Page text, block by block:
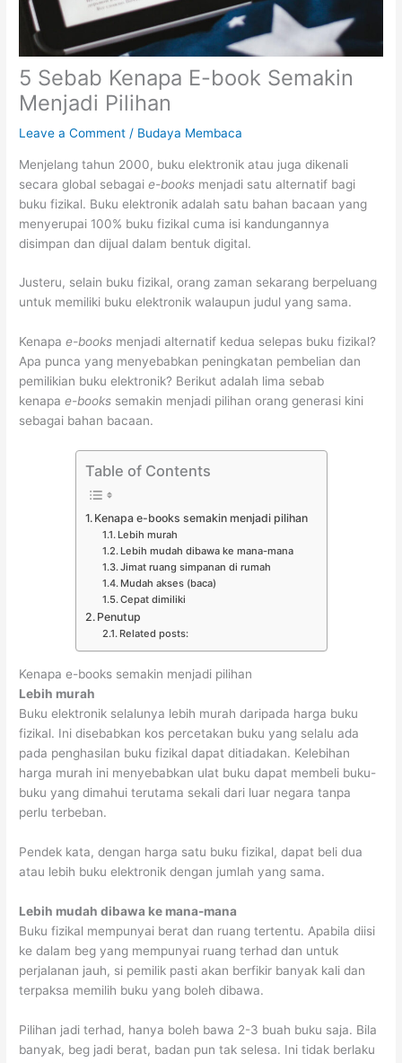
5 Sebab Kenapa E-book Semakin
Menjadi Pilihan
Leave a Comment / Budaya Membaca
Menjelang tahun 2000, buku elektronik atau juga dikenali
secara global sebagaie-books menjadi satu alternatif bagi
buku fizikal. Buku elektronik adalah satu bahan bacaan yang
menyerupai 100% buku fizikal cuma isi kandungannya
disimpan dan dijual dalam bentuk digital.
Justeru, selain buku fizikal, orang zaman sekarang berpeluang
untuk memiliki buku elektronik walaupun judul yang sama.
Kenapae-books menjadi alternatif kedua selepas buku fizikal?
Apa punca yang menyebabkan peningkatan pembelian dan
pemilikian buku elektronik? Berikut adalah lima sebab
kenapae-books semakin menjadi pilihan orang generasi kini
sebagai bahan bacaan.
Table of Contents
Kenapa e-books semakin menjadi pilihan
Lebih murah
Lebih mudah dibawa ke mana-mana
Jimat ruang simpanan di rumah
Mudah akses (baca)
Cepat dimiliki
Penutup
Related posts:
Kenapa e-books semakin menjadi pilihan
Lebih murah
Buku elektronik selalunya lebih murah daripada harga buku
fizikal. Ini disebabkan kos percetakan buku yang selalu ada
pada penghasilan buku fizikal dapat ditiadakan. Kelebihan
harga murah ini menyebabkan ulat buku dapat membeli buku-
buku yang dimahui terutama sekali dari luar negara tanpa
perlu terbeban.
Pendek kata, dengan harga satu buku fizikal, dapat beli dua
atau lebih buku elektronik dengan jumlah yang sama.
Lebih mudah dibawa ke mana-mana
Buku fizikal mempunyai berat dan ruang tertentu. Apabila diisi
ke dalam beg yang mempunyai ruang terhad dan untuk
perjalanan jauh, si pemilik pasti akan berfikir banyak kali dan
terpaksa memilih buku yang boleh dibawa.
Pilihan jadi terhad, hanya boleh bawa 2-3 buah buku saja. Bila
banyak, beg jadi berat, badan pun tak selesa. Ini tidak berlaku